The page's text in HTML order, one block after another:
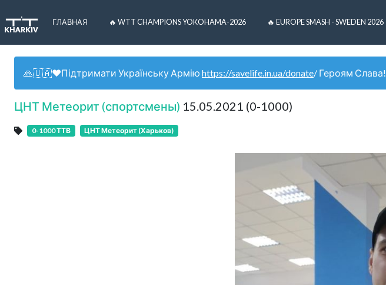
ГЛАВНАЯ 🔥 WTT CHAMPIONS YOKOHAMA-2026 🔥 EUROPE SMASH - SWEDEN 2026
🙏🇺🇦❤️Підтримати Українську Армію https://savelife.in.ua/donate/ Героям Слава!
ЦНТ Метеорит (спортсмены) 15.05.2021 (0-1000)
0-1000 ТТВ ЦНТ Метеорит (Харьков)